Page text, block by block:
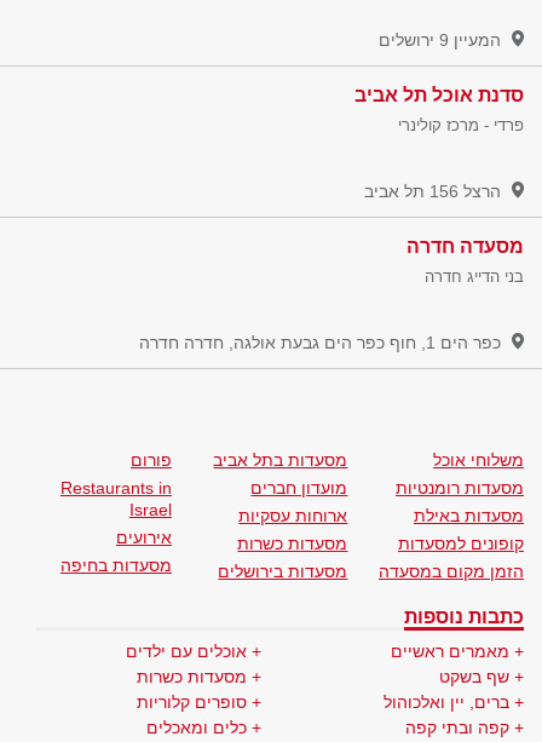
המעיין 9 ירושלים
סדנת אוכל תל אביב
פרדי - מרכז קולינרי
הרצל 156 תל אביב
מסעדה חדרה
בני הדייג חדרה
כפר הים 1, חוף כפר הים גבעת אולגה, חדרה חדרה
משלוחי אוכל
מסעדות רומנטיות
מסעדות באילת
קופונים למסעדות
הזמן מקום במסעדה
מסעדות בתל אביב
מועדון חברים
ארוחות עסקיות
מסעדות כשרות
מסעדות בירושלים
פורום
Restaurants in
Israel
אירועים
מסעדות בחיפה
כתבות נוספות
מאמרים ראשיים
שף בשקט
ברים, יין ואלכוהול
קפה ובתי קפה
אוכלים עם ילדים
מסעדות כשרות
סופרים קלוריות
כלים ומאכלים